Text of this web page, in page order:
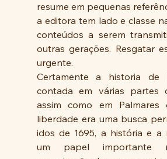
resume em pequenas
a editora tem lado e classe
conteúdos a serem
outras gerações. Resgatar
urgente.
Certamente a historia de
contada em várias partes
assim como em
liberdade era uma busca
idos de 1695, a história e a
um papel